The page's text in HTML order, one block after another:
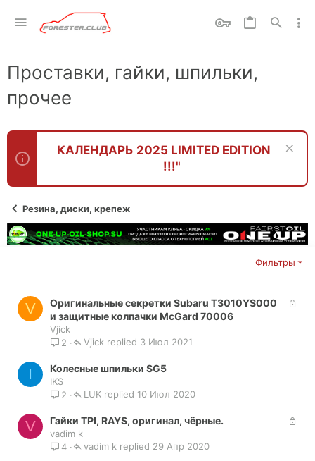
Проставки, гайки, шпильки,
прочее
КАЛЕНДАРЬ 2025 LIMITED EDITION
!!!"
Резина, диски, крепеж
Фильтры
V
Оригинальные секретки Subaru T3010YS000
и защитные колпачки McGard 70006
Vjick
2
3 Июл 2021
Vjick
I Колесные шпильки SG5
IKS
2
10 Июл 2020
LUK
V Гайки TPI, RAYS, оригинал, чёрные.
vadim k
4
29 Апр 2020
vadim k